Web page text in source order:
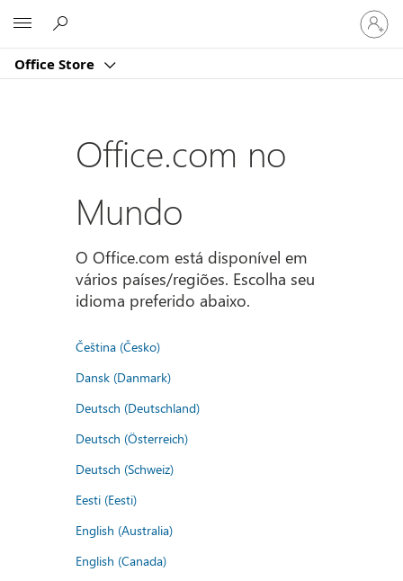
Office Store
Entre
em
sua
Office.com no
Mundo
O Office.com está disponível em
vários países/regiões. Escolha seu
idioma preferido abaixo.
Čeština (Česko)
Dansk (Danmark)
Deutsch (Deutschland)
Deutsch (Österreich)
Deutsch (Schweiz)
Eesti (Eesti)
English (Australia)
English (Canada)